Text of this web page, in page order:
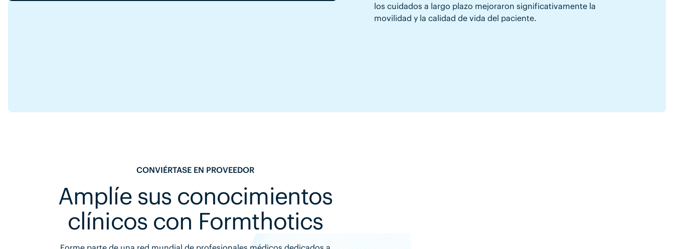
los cuidados a largo plazo mejoraron significativamente la
movilidad y la calidad de vida del paciente.
CONVIÉRTASE EN PROVEEDOR
Amplíe sus conocimientos
clínicos con Formthotics